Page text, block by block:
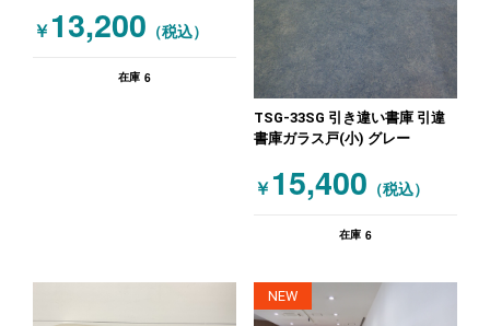
￥ 13,200 （税込）
在庫 6
TSG-33SG 引き違い書庫 引違
書庫ガラス戸(小) グレー
￥ 15,400 （税込）
在庫 6
NEW